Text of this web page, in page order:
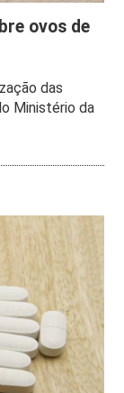
ovos de
das
Ministério da